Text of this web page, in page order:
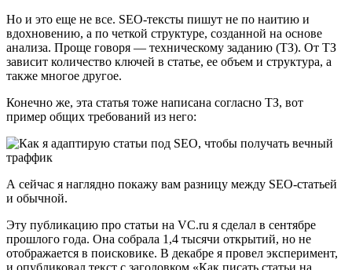
Но и это еще не все. SEO-тексты пишут не по наитию и
вдохновению, а по четкой структуре, созданной на основе
анализа. Проще говоря ― техническому заданию (ТЗ). От ТЗ
зависит количество ключей в статье, ее объем и структура, а
также многое другое.
Конечно же, эта статья тоже написана согласно ТЗ, вот
пример общих требований из него:
А сейчас я наглядно покажу вам разницу между SEO-статьей
и обычной.
Эту публикацию про статьи на VC.ru я сделал в сентябре
прошлого года. Она собрала 1,4 тысячи открытий, но не
отображается в поисковике. В декабре я провел эксперимент,
и опубликовал текст с заголовком «Как писать статьи на